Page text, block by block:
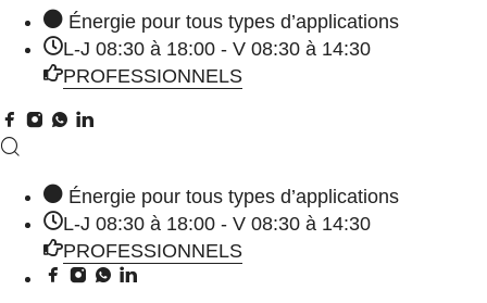
Énergie pour tous types d’applications
L-J 08:30 à 18:00 - V 08:30 à 14:30
PROFESSIONNELS
Énergie pour tous types d’applications
L-J 08:30 à 18:00 - V 08:30 à 14:30
PROFESSIONNELS